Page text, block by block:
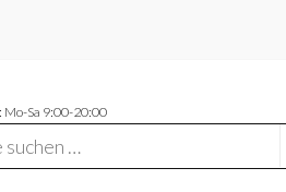
Sa 9:00-20:00